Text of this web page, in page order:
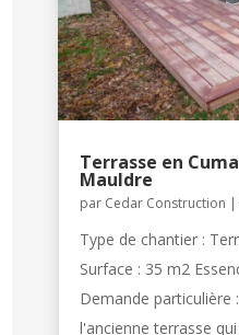
Terrasse en
Mauldre
par Cedar Construction |
Type de chantier :
Surface : 35 m2
Demande particulière
l'ancienne terrasse